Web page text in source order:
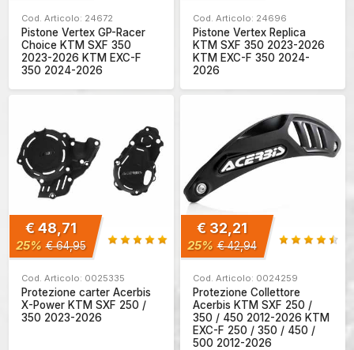
Cod. Articolo: 24672
Pistone Vertex GP-Racer
Choice KTM SXF 350
2023-2026 KTM EXC-F
350 2024-2026
Cod. Articolo: 24696
Pistone Vertex Replica
KTM SXF 350 2023-2026
KTM EXC-F 350 2024-
2026
€ 48,71
25% € 64,95
Cod. Articolo: 0025335
Protezione carter Acerbis
X-Power KTM SXF 250 /
350 2023-2026
€ 32,21
25% € 42,94
Cod. Articolo: 0024259
Protezione Collettore
Acerbis KTM SXF 250 /
350 / 450 2012-2026 KTM
EXC-F 250 / 350 / 450 /
500 2012-2026